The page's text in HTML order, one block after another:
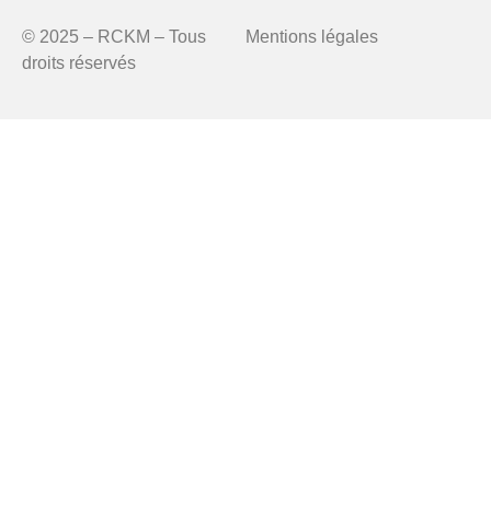
© 2025 – RCKM – Tous
droits réservés
Mentions légales